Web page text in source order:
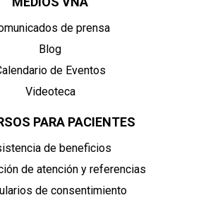
de prensa
Blog
de Eventos
Videoteca
PARA PACIENTES
de beneficios
de atención y referencias
de consentimiento